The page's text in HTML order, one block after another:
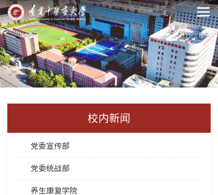
校内新闻
党委宣传部
党委统战部
养生康复学院